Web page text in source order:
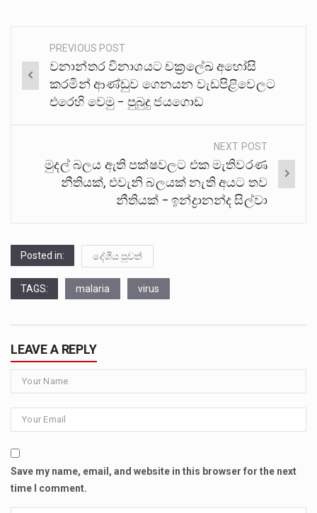
Post
navigation
PREVIOUS POST
වනාන්තර විනාශයට චක්‍රලේඛ අහෝසි
කරමින් ආණ්ඩුව ගෙනයන වැඩපිළිවෙලට
එරෙහි වෙමු – පුබුදු ජයගොඩ
NEXT POST
මුදල් බලය ඇති පක්ෂවලට එක මැතිවරණ
නීතියක්, එවැනි බලයක් නැති අයට තව
නීතියක් – ඉන්ද්‍රානන්ද සිල්වා
Posted in: දේශීය පුවත්
TAGS: malaria virus
LEAVE A REPLY
Save my name, email, and website in this browser for the next
time I comment.